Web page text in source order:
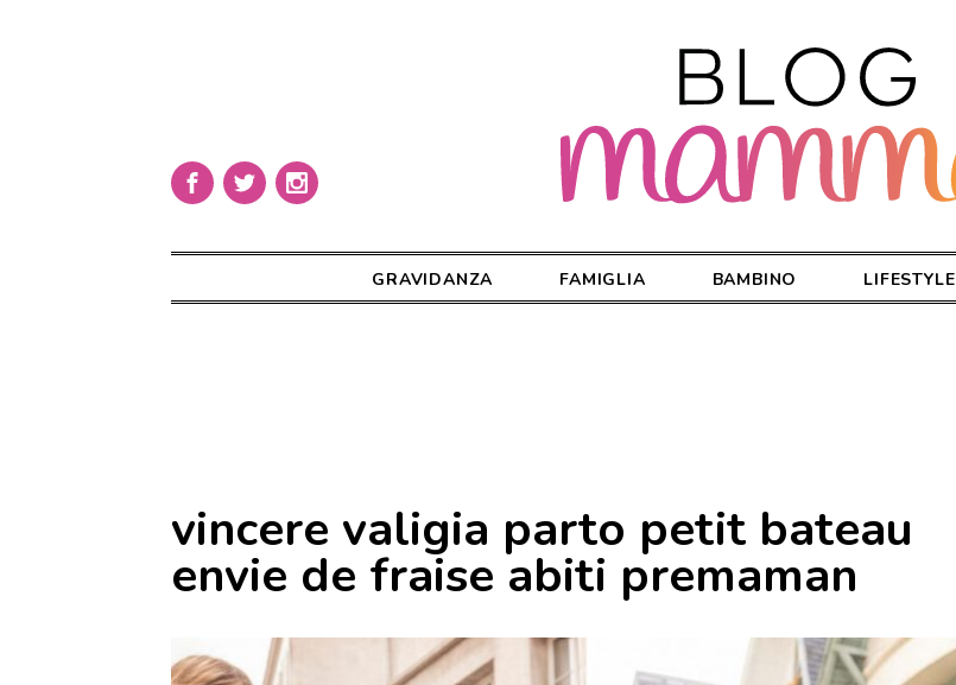
GRAVIDANZA FAMIGLIA BAMBINO LIFESTYLE
vincere valigia parto petit bateau
envie de fraise abiti premaman